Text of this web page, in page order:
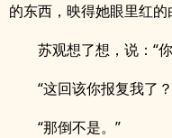
的东西，映得她眼里红的
苏观想了想，说：“
“这回该你报复我了
“那倒不是。”